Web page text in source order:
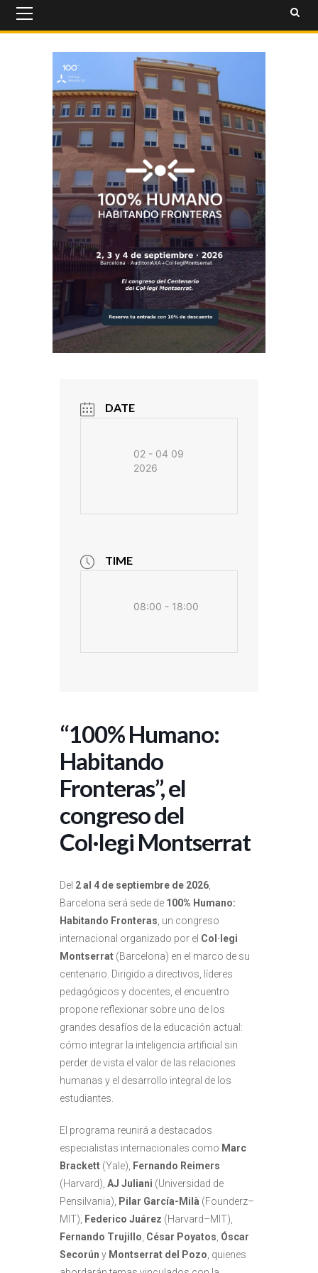
Menu
DATE
02 - 04 09
2026
TIME
08:00 - 18:00
“100% Humano:
Habitando
Fronteras”, el
congreso del
Col·legi Montserrat
Del 2 al 4 de septiembre de 2026
Barcelona será sede de 100% Humano:
Habitando Fronteras , un congreso
internacional organizado por el Col·legi
Montserrat (Barcelona) en el marco de su
centenario. Dirigido a directivos, líderes
pedagógicos y docentes, el encuentro
propone reflexionar sobre uno de los
grandes desafíos de la educación actual:
cómo integrar la inteligencia artificial sin
perder de vista el valor de las relaciones
humanas y el desarrollo integral de los
estudiantes.
El programa reunirá a destacados
especialistas internacionales como Marc
Brackett (Yale),
Fernando Reimers
(Harvard), AJ Juliani (Universidad de
Pensilvania),
Pilar García-Milà (Founderz–
MIT),
Federico Juárez (Harvard–MIT),
Fernando Trujillo César Poyatos Óscar
Secorún y Montserrat del Pozo , quienes